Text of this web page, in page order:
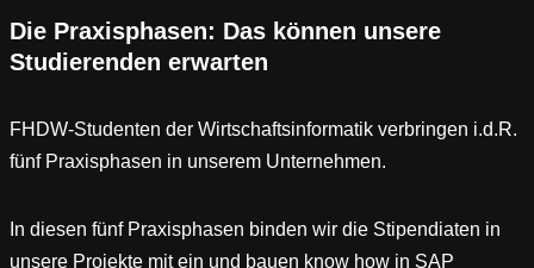
Die Praxisphasen: Das können unsere
Studierenden erwarten
FHDW-Studenten der Wirtschaftsinformatik verbringen i.d.R.
fünf Praxisphasen in unserem Unternehmen.
In diesen fünf Praxisphasen binden wir die Stipendiaten in
unsere Projekte mit ein und bauen know how in SAP